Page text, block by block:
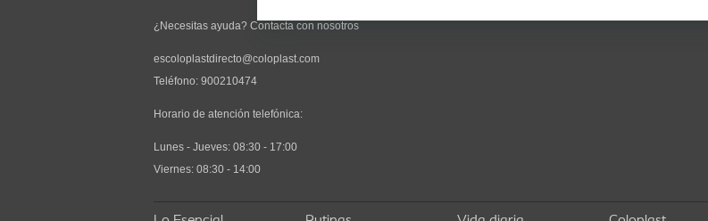
¿Necesitas ayuda? Contacta con nosotros
escoloplastdirecto@coloplast.com
Teléfono: 900210474
Horario de atención telefónica:
Lunes - Jueves: 08:30 - 17:00
Viernes: 08:30 - 14:00